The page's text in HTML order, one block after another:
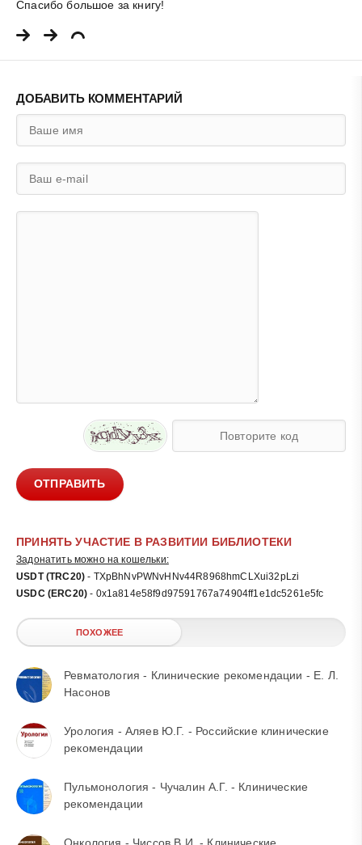
Спасибо большое за книгу!
ДОБАВИТЬ КОММЕНТАРИЙ
ОТПРАВИТЬ
ПРИНЯТЬ УЧАСТИЕ В РАЗВИТИИ БИБЛИОТЕКИ
Задонатить можно на кошельки:
USDT (TRC20) - TXpBhNvPWNvHNv44R8968hmCLXui32pLzi
USDC (ERC20) - 0x1a814e58f9d97591767a74904ff1e1dc5261e5fc
ПОХОЖЕЕ
Ревматология - Клинические рекомендации - Е. Л.
Насонов
Урология - Аляев Ю.Г. - Российские клинические
рекомендации
Пульмонология - Чучалин А.Г. - Клинические
рекомендации